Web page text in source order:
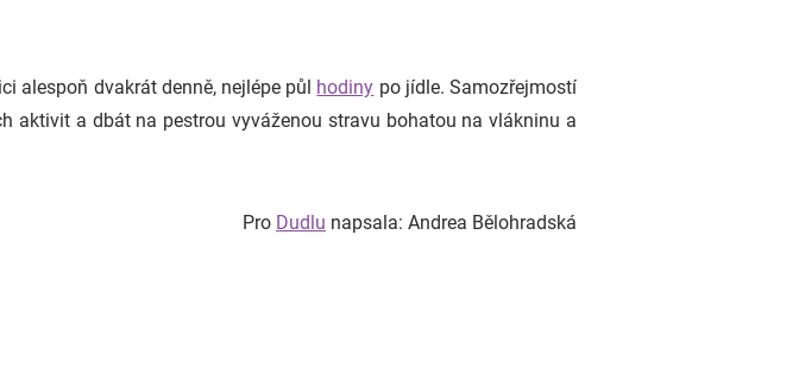
alespoň dvakrát denně, nejlépe půl hodiny po jídle. Samozřejmostí
aktivit a dbát na pestrou vyváženou stravu bohatou na vlákninu a
Pro Dudlu napsala: Andrea Bělohradská